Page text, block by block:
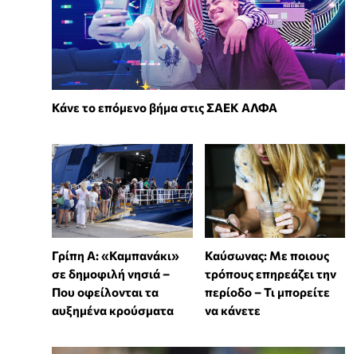
Κάνε το επόμενο βήμα στις ΣΑΕΚ ΑΛΦΑ
Γρίπη Α: «Καμπανάκι»
σε δημοφιλή νησιά –
Που οφείλονται τα
αυξημένα κρούσματα
Καύσωνας: Με ποιους
τρόπους επηρεάζει την
περίοδο – Τι μπορείτε
να κάνετε